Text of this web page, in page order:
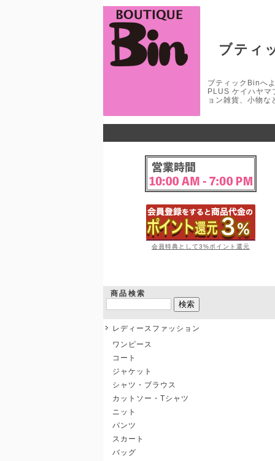
ブティ
ブティックBinへ
PLUS ケイハヤマ
ョン雑貨、小物
会員特典として3%ポイント還元
商品検索
レディースファッション
ワンピース
コート
ジャケット
シャツ・ブラウス
カットソー・Tシャツ
ニット
パンツ
スカート
バッグ